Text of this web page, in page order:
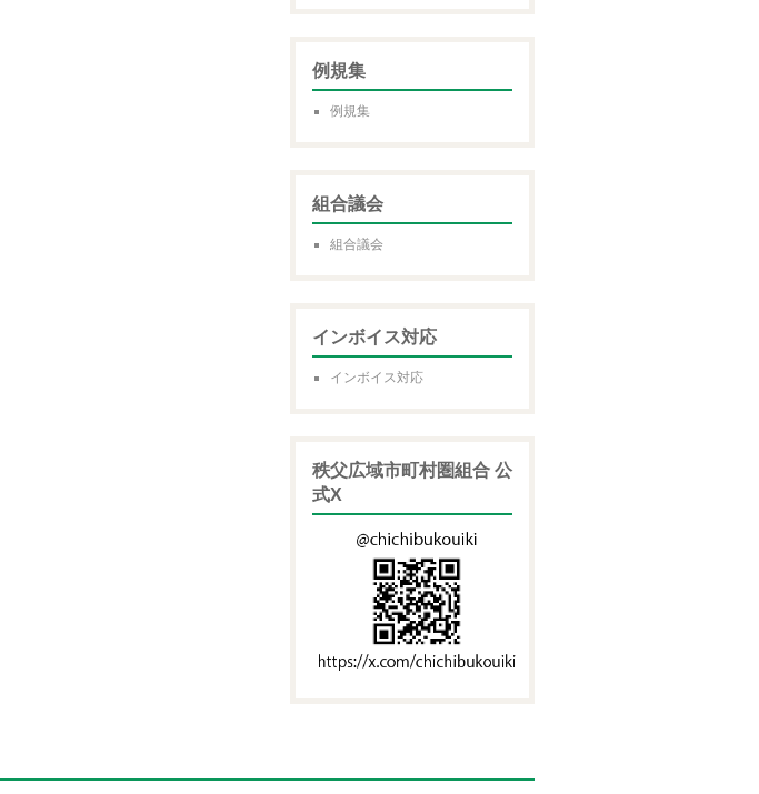
例規集
例規集
組合議会
組合議会
インボイス対応
インボイス対応
秩父広域市町村圏組合 公
式X